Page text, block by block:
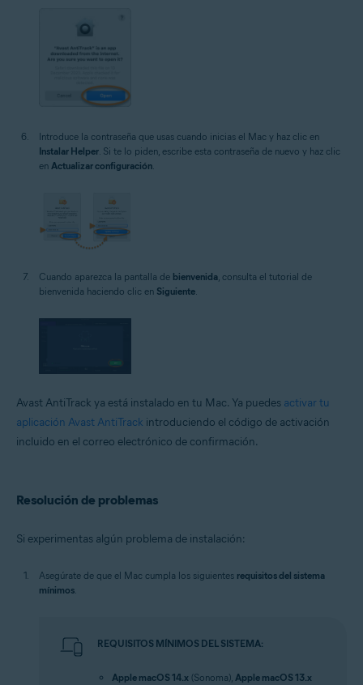
Introduce la contraseña que usas cuando inicias el Mac y haz clic en
Instalar Helper . Si te lo piden, escribe esta contraseña de nuevo y haz clic
en Actualizar configuración
Cuando aparezca la pantalla de bienvenida , consulta el tutorial de
bienvenida haciendo clic en Siguiente
Avast AntiTrack ya está instalado en tu Mac. Ya puedes activar tu
aplicación Avast AntiTrack introduciendo el código de activación
incluido en el correo electrónico de confirmación.
Resolución de problemas
Si experimentas algún problema de instalación:
Asegúrate de que el Mac cumpla los siguientes requisitos del sistema
mínimos
REQUISITOS MÍNIMOS DEL SISTEMA:
Apple macOS 14.x (Sonoma), Apple macOS 13.x